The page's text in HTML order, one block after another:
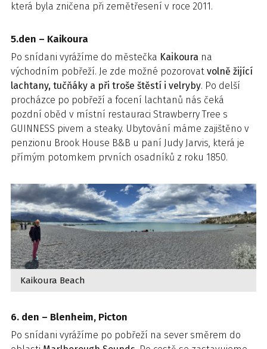
která byla zničena při zemětřesení v roce 2011.
5.den – Kaikoura
Po snídani vyrážíme do městečka Kaikoura na
východním pobřeží. Je zde možné pozorovat volně žijící
lachtany, tučňáky a při troše štěstí i velryby. Po delší
procházce po pobřeží a focení lachtanů nás čeká
pozdní oběd v místní restauraci Strawberry Tree s
GUINNESS pivem a steaky. Ubytování máme zajištěno v
penzionu Brook House B&B u paní Judy Jarvis, která je
přímým potomkem prvních osadníků z roku 1850.
Kaikoura Beach
6. den – Blenheim, Picton
Po snídani vyrážíme po pobřeží na sever směrem do